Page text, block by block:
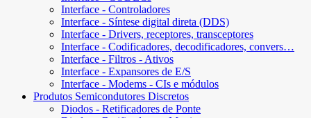
Interface - Controladores
Interface - Síntese digital direta (DDS)
Interface - Drivers, receptores, transceptores
Interface - Codificadores, decodificadores, convers…
Interface - Filtros - Ativos
Interface - Expansores de E/S
Interface - Modems - CIs e módulos
Produtos Semicondutores Discretos
Diodos - Retificadores de Ponte